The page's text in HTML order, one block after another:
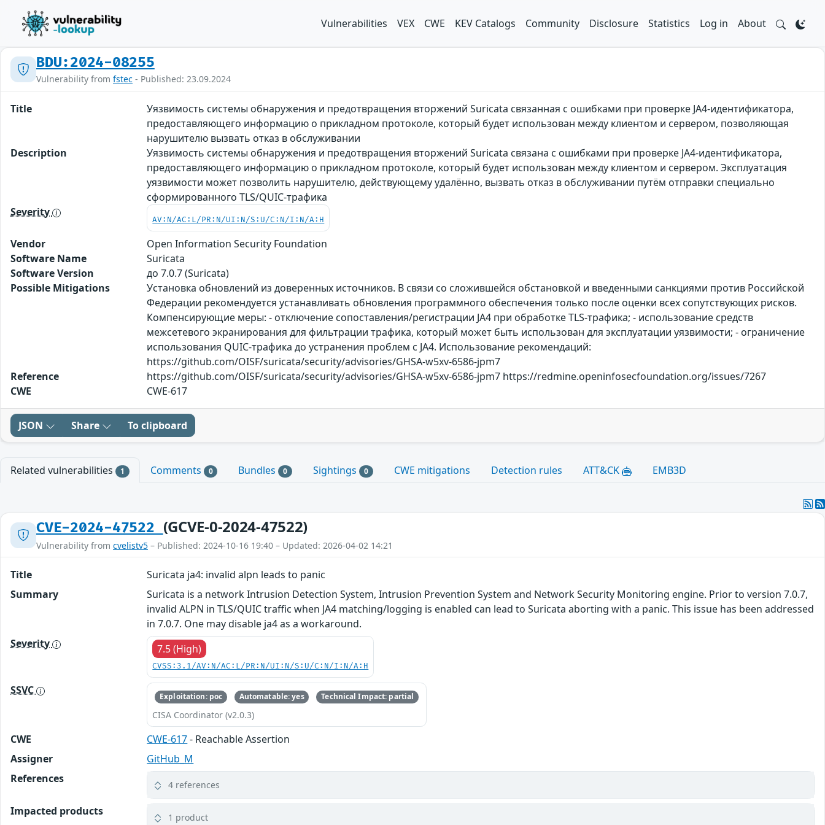
Vulnerabilities VEX CWE KEV Catalogs Community Disclosure Statistics Log in About
BDU:2024-08255
Vulnerability from fstec - Published: 23.09.2024
Title
Уязвимость системы обнаружения и предотвращения вторжений Suricata связанная с ошибками при проверке JA4-идентификатора,
предоставляющего информацию о прикладном протоколе, который будет использован между клиентом и сервером, позволяющая
нарушителю вызвать отказ в обслуживании
Description
Уязвимость системы обнаружения и предотвращения вторжений Suricata связана с ошибками при проверке JA4-идентификатора,
предоставляющего информацию о прикладном протоколе, который будет использован между клиентом и сервером. Эксплуатация
уязвимости может позволить нарушителю, действующему удалённо, вызвать отказ в обслуживании путём отправки специально
сформированного TLS/QUIC-трафика
Severity
AV:N/AC:L/PR:N/UI:N/S:U/C:N/I:N/A:H
Vendor
Open Information Security Foundation
Software Name
Suricata
Software Version
до 7.0.7 (Suricata)
Possible Mitigations
Установка обновлений из доверенных источников. В связи со сложившейся обстановкой и введенными санкциями против Российской
Федерации рекомендуется устанавливать обновления программного обеспечения только после оценки всех сопутствующих рисков.
Компенсирующие меры: - отключение сопоставления/регистрации JA4 при обработке TLS-трафика; - использование средств
межсетевого экранирования для фильтрации трафика, который может быть использован для эксплуатации уязвимости; - ограничение
использования QUIC-трафика до устранения проблем с JA4. Использование рекомендаций:
https://github.com/OISF/suricata/security/advisories/GHSA-w5xv-6586-jpm7
Reference
https://github.com/OISF/suricata/security/advisories/GHSA-w5xv-6586-jpm7 https://redmine.openinfosecfoundation.org/issues/7267
CWE
CWE-617
JSON Share To clipboard
Related vulnerabilities 1 Comments 0 Bundles 0 Sightings 0 CWE mitigations Detection rules ATT&CK EMB3D
CVE-2024-47522 (GCVE-0-2024-47522)
Vulnerability from cvelistv5 – Published: 2024-10-16 19:40 – Updated: 2026-04-02 14:21
Title
Suricata ja4: invalid alpn leads to panic
Summary
Suricata is a network Intrusion Detection System, Intrusion Prevention System and Network Security Monitoring engine. Prior to version 7.0.7,
invalid ALPN in TLS/QUIC traffic when JA4 matching/logging is enabled can lead to Suricata aborting with a panic. This issue has been addressed
in 7.0.7. One may disable ja4 as a workaround.
Severity
7.5 (High)
CVSS:3.1/AV:N/AC:L/PR:N/UI:N/S:U/C:N/I:N/A:H
SSVC Exploitation: poc Automatable: yes Technical Impact: partial
CISA Coordinator (v2.0.3)
CWE CWE-617- Reachable Assertion
Assigner
GitHub_M
References
4 references
Impacted products 1 product